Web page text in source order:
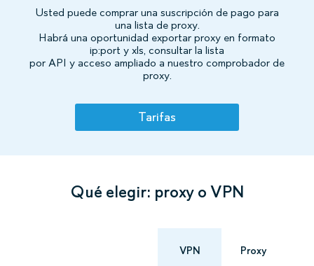
Usted puede comprar una suscripción de pago para
una lista de proxy.
Habrá una oportunidad exportar proxy en formato
ip:port y xls, consultar la lista
por API y acceso ampliado a nuestro comprobador de
proxy.
Tarifas
Qué elegir: proxy o VPN
VPN Proxy